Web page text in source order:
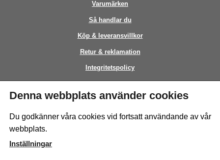
Varumärken
Så handlar du
Köp & leveransvillkor
Retur & reklamation
Integritetspolicy
Kontakt
This site is protected by reCAPTCHA and the GooglePrivacy Policyand
Denna webbplats använder cookies
Du godkänner våra cookies vid fortsatt användande av vår
webbplats.
Inställningar